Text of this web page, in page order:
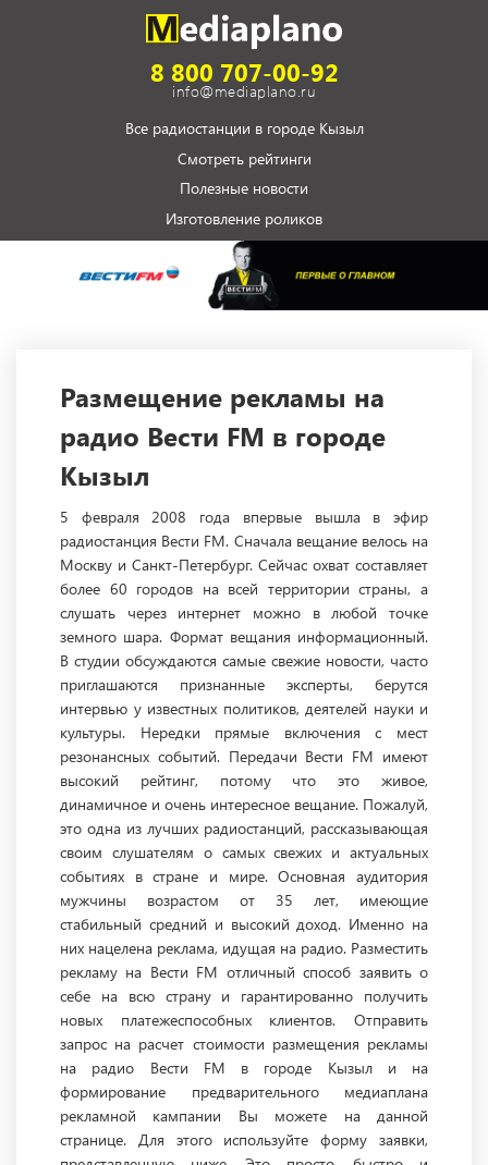
8 800 707-00-92
info@mediaplano.ru
Все радиостанции в городе Кызыл
Смотреть рейтинги
Полезные новости
Изготовление роликов
Размещение рекламы на
радио Вести FM в городе
Кызыл
5 февраля 2008 года впервые вышла в эфир
радиостанция Вести FM. Сначала вещание велось на
Москву и Санкт-Петербург. Сейчас охват составляет
более 60 городов на всей территории страны, а
слушать через интернет можно в любой точке
земного шара. Формат вещания информационный.
В студии обсуждаются самые свежие новости, часто
приглашаются признанные эксперты, берутся
интервью у известных политиков, деятелей науки и
культуры. Нередки прямые включения с мест
резонансных событий. Передачи Вести FM имеют
высокий рейтинг, потому что это живое,
динамичное и очень интересное вещание. Пожалуй,
это одна из лучших радиостанций, рассказывающая
своим слушателям о самых свежих и актуальных
событиях в стране и мире. Основная аудитория
мужчины возрастом от 35 лет, имеющие
стабильный средний и высокий доход. Именно на
них нацелена реклама, идущая на радио. Разместить
рекламу на Вести FM отличный способ заявить о
себе на всю страну и гарантированно получить
новых платежеспособных клиентов. Отправить
запрос на расчет стоимости размещения рекламы
на радио Вести FM в городе Кызыл и на
формирование предварительного медиаплана
рекламной кампании Вы можете на данной
странице. Для этого используйте форму заявки,